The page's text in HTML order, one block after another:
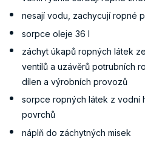
nesají vodu, zachycují ropné
sorpce oleje 36 l
záchyt úkapů ropných látek
ventilů a uzávěrů potrubních
dílen a výrobních provozů
sorpce ropných látek z vodní
povrchů
náplň do záchytných misek